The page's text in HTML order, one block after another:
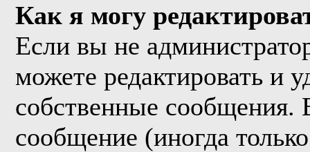
Как я могу
Если вы не
можете редактировать и
собственные сообщения.
сообщение (иногда